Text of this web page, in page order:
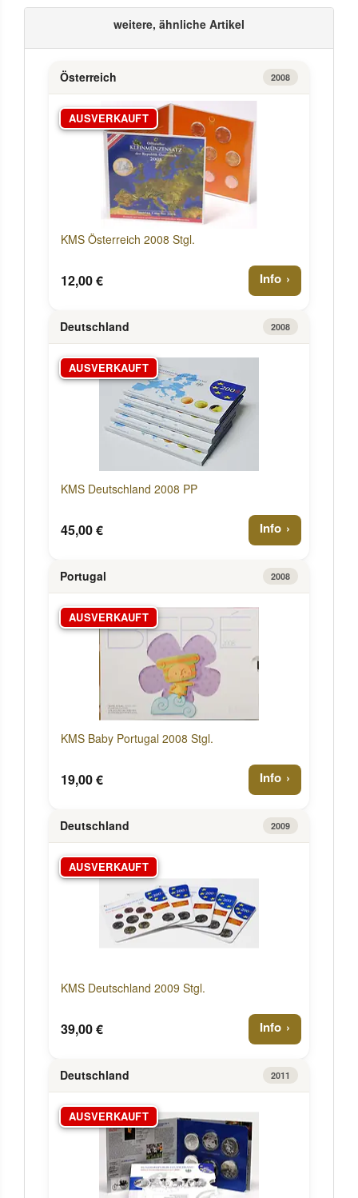
weitere, ähnliche Artikel
Österreich 2008
AUSVERKAUFT
KMS Österreich 2008 Stgl.
12,00 € Info
Deutschland 2008
AUSVERKAUFT
KMS Deutschland 2008 PP
45,00 € Info
Portugal 2008
AUSVERKAUFT
KMS Baby Portugal 2008 Stgl.
19,00 € Info
Deutschland 2009
AUSVERKAUFT
KMS Deutschland 2009 Stgl.
39,00 € Info
Deutschland 2011
AUSVERKAUFT